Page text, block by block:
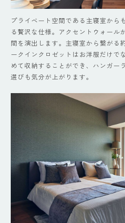
プライベート空間である主寝室から
る贅沢な仕様。アクセントウォール
間を演出します。主寝室から繋がる
ークインクロゼットはお洋服だけで
めて収納することができ、ハンガー
選びも気分が上がります。